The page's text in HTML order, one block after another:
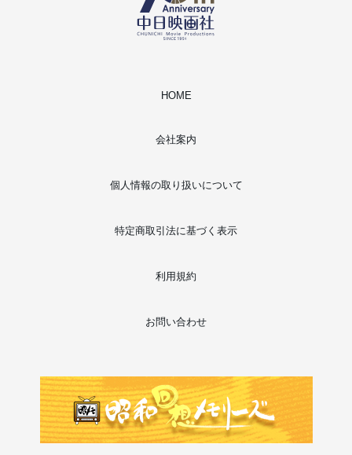
HOME
会社案内
個人情報の取り扱いについて
特定商取引法に基づく表示
利用規約
お問い合わせ